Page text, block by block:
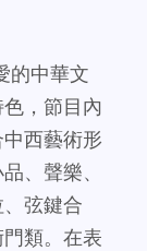
的中華文
色，節目內
西藝術形
、聲樂、
弦鍵合
類。在表